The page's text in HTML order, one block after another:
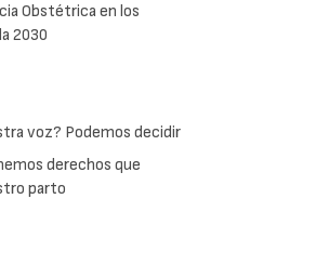
Obstétrica en los
2030
voz? Podemos decidir
derechos que
parto